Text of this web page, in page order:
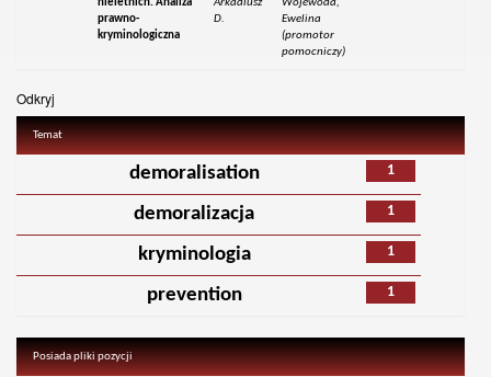
nieletnich. Analiza
prawno-
kryminologiczna
Arkadiusz
D.
Wojewoda,
Ewelina
(promotor
pomocniczy)
Odkryj
Temat
1
demoralisation
1
demoralizacja
1
kryminologia
1
prevention
Posiada pliki pozycji